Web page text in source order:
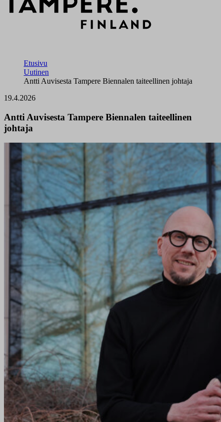
Etusivu
Uutinen
Antti Auvisesta Tampere Biennalen taiteellinen johtaja
19.4.2026
Antti Auvisesta Tampere Biennalen taiteellinen
johtaja